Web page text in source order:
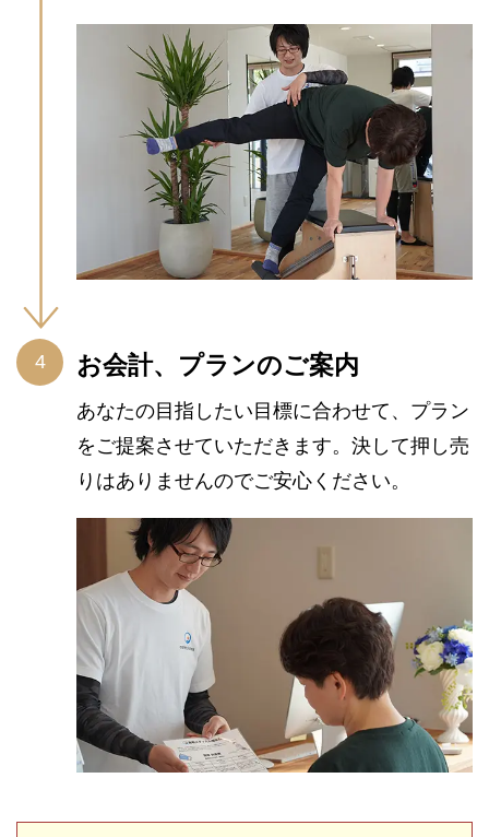
お会計、プランのご案内
あなたの目指したい目標に合わせて、プラン
をご提案させていただきます。決して押し売
りはありませんのでご安心ください。